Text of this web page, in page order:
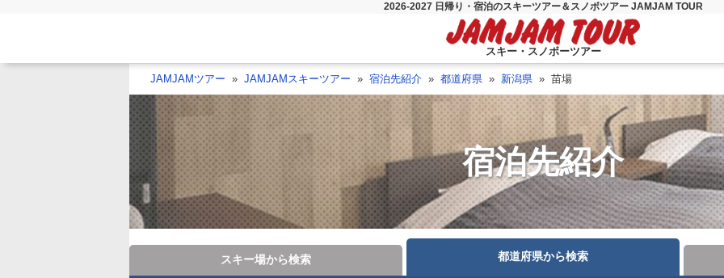
2026-2027 日帰り・宿泊のスキーツアー＆スノボツアー JAMJAM TOUR
スキー・スノボーツアー
JAMJAMツアー JAMJAMスキーツアー 宿泊先紹介 都道府県 新潟県 苗場
宿泊先紹介
スキー場から検索 都道府県から検索